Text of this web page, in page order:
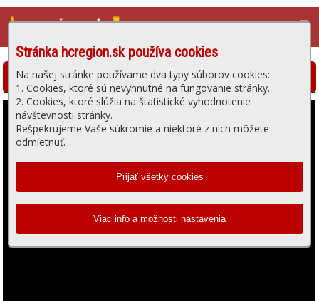
☰
Stránka hcregion.sk používa cookies
Na našej stránke používame dva typy súborov cookies:
1. Cookies, ktoré sú nevyhnutné na fungovanie stránky.
2. Cookies, ktoré slúžia na štatistické vyhodnotenie
návštevnosti stránky.
Rešpekrujeme Vaše súkromie a niektoré z nich môžete
odmietnuť.
Hlohovská televízia - prehrávanie videa